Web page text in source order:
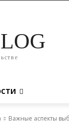
Важные аспекты